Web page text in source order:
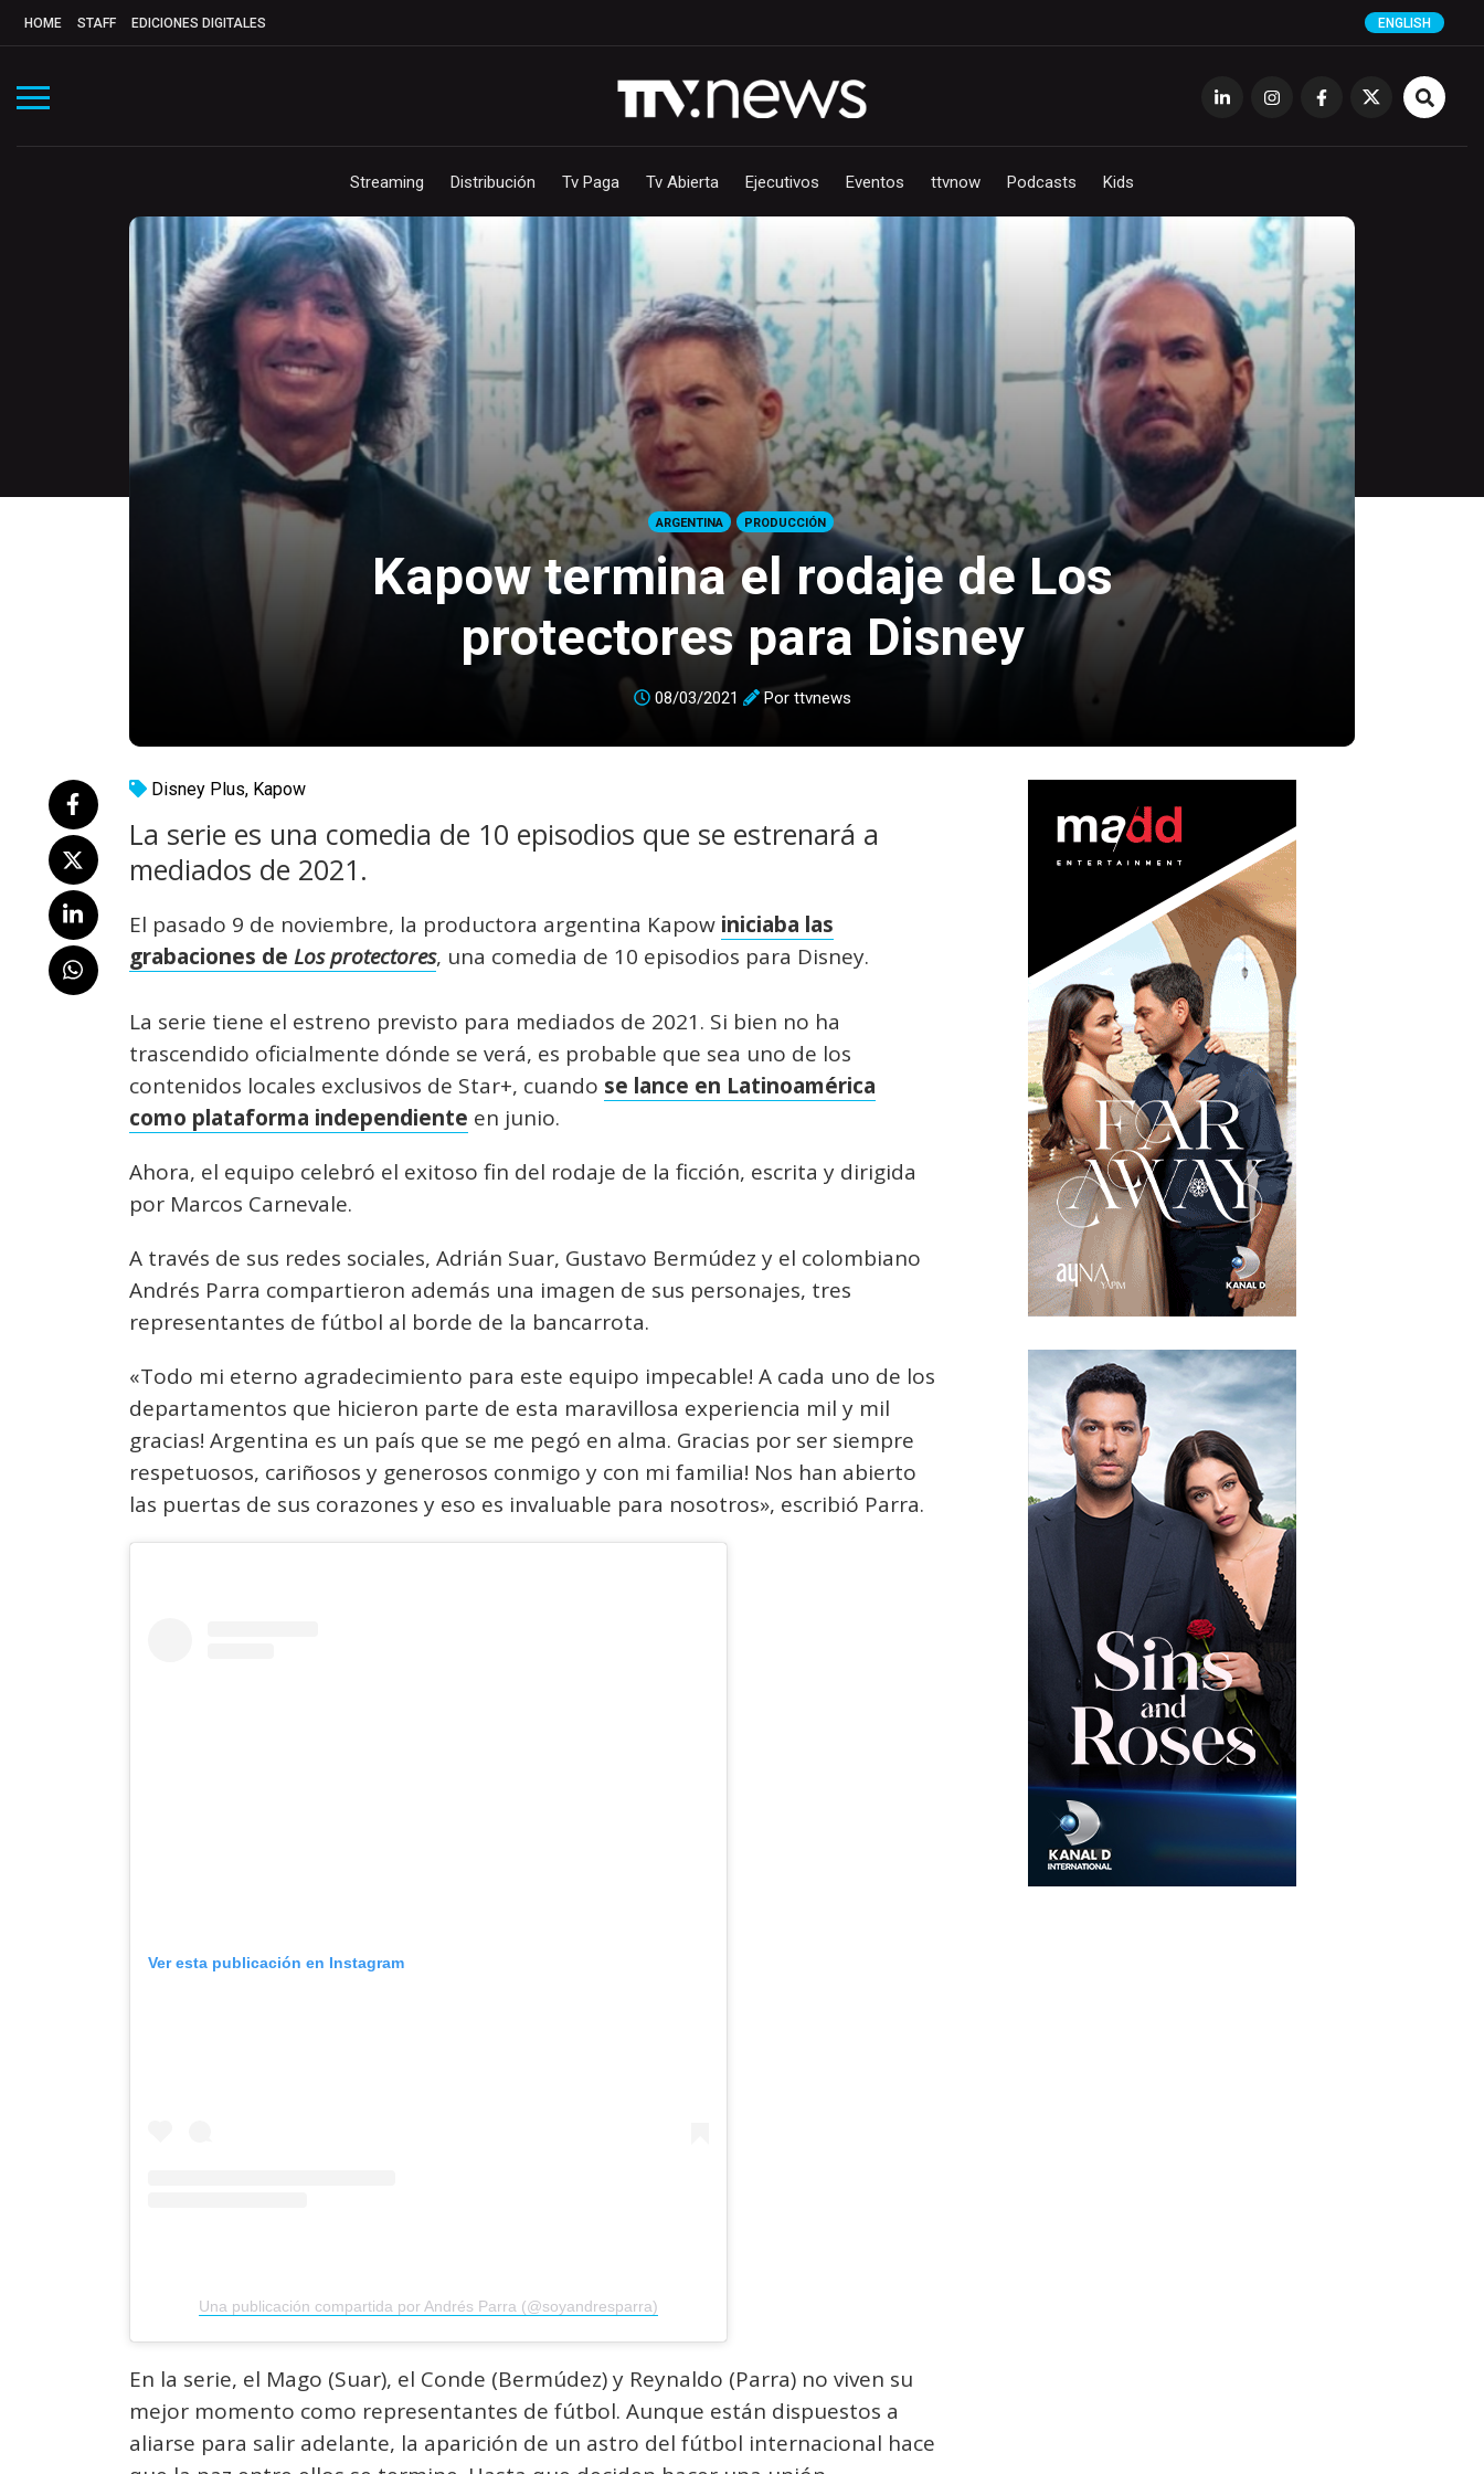
HOME STAFF EDICIONES DIGITALES ENGLISH
Streaming Distribución Tv Paga Tv Abierta Ejecutivos Eventos ttvnow Podcasts Kids
ARGENTINA PRODUCCIÓN
Kapow termina el rodaje de Los
protectores para Disney
08/03/2021 Por ttvnews
Disney Plus, Kapow
La serie es una comedia de 10 episodios que se estrenará a
mediados de 2021.
El pasado 9 de noviembre, la productora argentina Kapow iniciaba las
grabaciones de Los protectores, una comedia de 10 episodios para Disney.
La serie tiene el estreno previsto para mediados de 2021. Si bien no ha
trascendido oficialmente dónde se verá, es probable que sea uno de los
contenidos locales exclusivos de Star+, cuando se lance en Latinoamérica
como plataforma independiente en junio.
Ahora, el equipo celebró el exitoso fin del rodaje de la ficción, escrita y dirigida
por Marcos Carnevale.
A través de sus redes sociales, Adrián Suar, Gustavo Bermúdez y el colombiano
Andrés Parra compartieron además una imagen de sus personajes, tres
representantes de fútbol al borde de la bancarrota.
«Todo mi eterno agradecimiento para este equipo impecable! A cada uno de los
departamentos que hicieron parte de esta maravillosa experiencia mil y mil
gracias! Argentina es un país que se me pegó en alma. Gracias por ser siempre
respetuosos, cariñosos y generosos conmigo y con mi familia! Nos han abierto
las puertas de sus corazones y eso es invaluable para nosotros», escribió Parra.
Ver esta publicación en Instagram
Una publicación compartida por Andrés Parra (@soyandresparra)
En la serie, el Mago (Suar), el Conde (Bermúdez) y Reynaldo (Parra) no viven su
mejor momento como representantes de fútbol. Aunque están dispuestos a
aliarse para salir adelante, la aparición de un astro del fútbol internacional hace